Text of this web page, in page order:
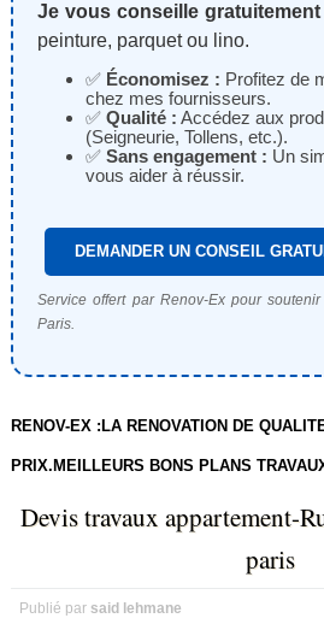
Je vous conseille gratuitement
peinture, parquet ou lino.
✅ Économisez : Profitez de
chez mes fournisseurs.
✅ Qualité : Accédez aux
(Seigneurie, Tollens, etc.).
✅ Sans engagement : Un
vous aider à réussir.
DEMANDER UN CONSEIL
Service offert par Renov-Ex pour
Paris.
RENOV-EX :LA RENOVATION DE
PRIX.MEILLEURS BONS PLANS
Devis travaux appartement-
paris
Publié par said lehmane